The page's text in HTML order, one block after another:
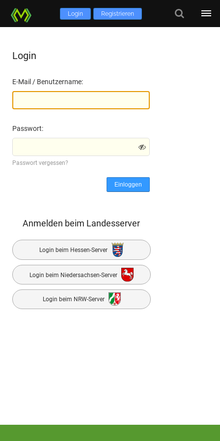
Login Registrieren
Login
E-Mail / Benutzername:
Passwort:
Passwort vergessen?
Anmelden beim Landesserver
Login beim Hessen-Server
Login beim Niedersachsen-Server
Login beim NRW-Server